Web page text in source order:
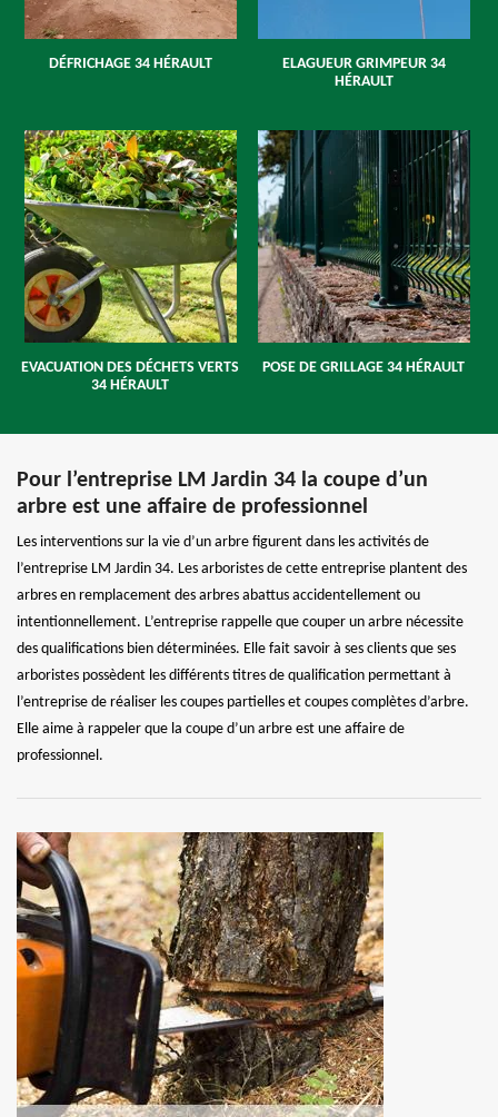
DÉFRICHAGE 34 HÉRAULT
ELAGUEUR GRIMPEUR 34
HÉRAULT
EVACUATION DES DÉCHETS VERTS
34 HÉRAULT
POSE DE GRILLAGE 34 HÉRAULT
Pour l’entreprise LM Jardin 34 la coupe d’un
arbre est une affaire de professionnel
Les interventions sur la vie d’un arbre figurent dans les activités de
l’entreprise LM Jardin 34. Les arboristes de cette entreprise plantent des
arbres en remplacement des arbres abattus accidentellement ou
intentionnellement. L’entreprise rappelle que couper un arbre nécessite
des qualifications bien déterminées. Elle fait savoir à ses clients que ses
arboristes possèdent les différents titres de qualification permettant à
l’entreprise de réaliser les coupes partielles et coupes complètes d’arbre.
Elle aime à rappeler que la coupe d’un arbre est une affaire de
professionnel.